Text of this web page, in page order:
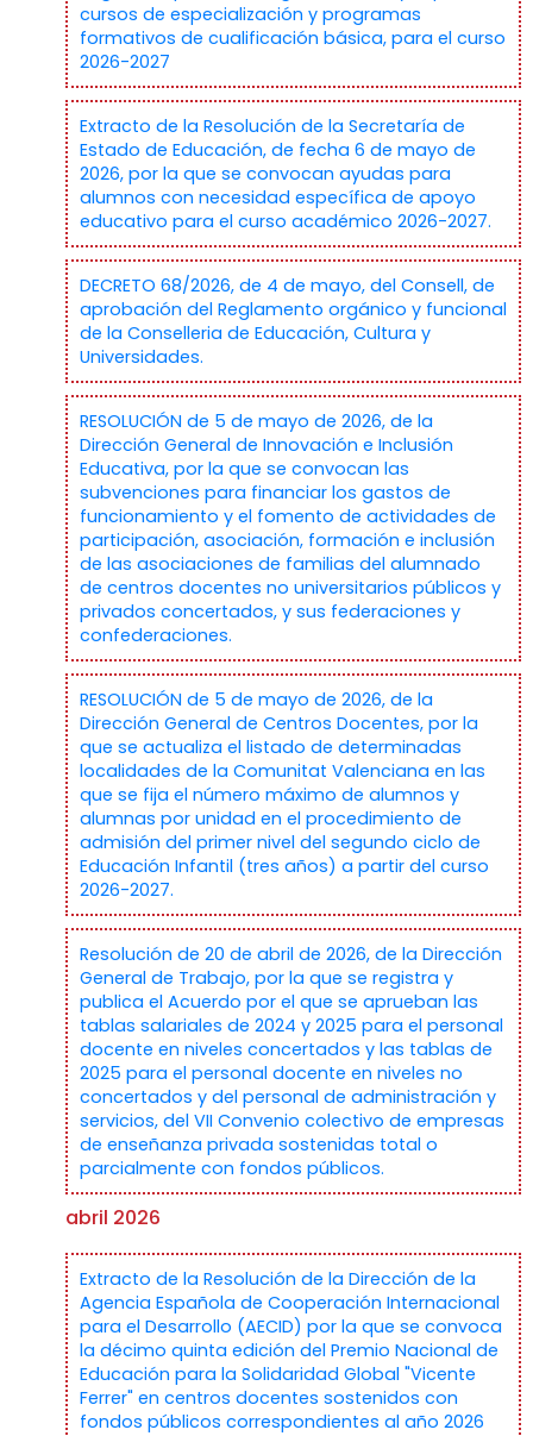
cursos de especialización y programas
formativos de cualificación básica, para el curso
2026-2027
Extracto de la Resolución de la Secretaría de
Estado de Educación, de fecha 6 de mayo de
2026, por la que se convocan ayudas para
alumnos con necesidad específica de apoyo
educativo para el curso académico 2026-2027.
DECRETO 68/2026, de 4 de mayo, del Consell, de
aprobación del Reglamento orgánico y funcional
de la Conselleria de Educación, Cultura y
Universidades.
RESOLUCIÓN de 5 de mayo de 2026, de la
Dirección General de Innovación e Inclusión
Educativa, por la que se convocan las
subvenciones para financiar los gastos de
funcionamiento y el fomento de actividades de
participación, asociación, formación e inclusión
de las asociaciones de familias del alumnado
de centros docentes no universitarios públicos y
privados concertados, y sus federaciones y
confederaciones.
RESOLUCIÓN de 5 de mayo de 2026, de la
Dirección General de Centros Docentes, por la
que se actualiza el listado de determinadas
localidades de la Comunitat Valenciana en las
que se fija el número máximo de alumnos y
alumnas por unidad en el procedimiento de
admisión del primer nivel del segundo ciclo de
Educación Infantil (tres años) a partir del curso
2026-2027.
Resolución de 20 de abril de 2026, de la Dirección
General de Trabajo, por la que se registra y
publica el Acuerdo por el que se aprueban las
tablas salariales de 2024 y 2025 para el personal
docente en niveles concertados y las tablas de
2025 para el personal docente en niveles no
concertados y del personal de administración y
servicios, del VII Convenio colectivo de empresas
de enseñanza privada sostenidas total o
parcialmente con fondos públicos.
abril 2026
Extracto de la Resolución de la Dirección de la
Agencia Española de Cooperación Internacional
para el Desarrollo (AECID) por la que se convoca
la décimo quinta edición del Premio Nacional de
Educación para la Solidaridad Global "Vicente
Ferrer" en centros docentes sostenidos con
fondos públicos correspondientes al año 2026